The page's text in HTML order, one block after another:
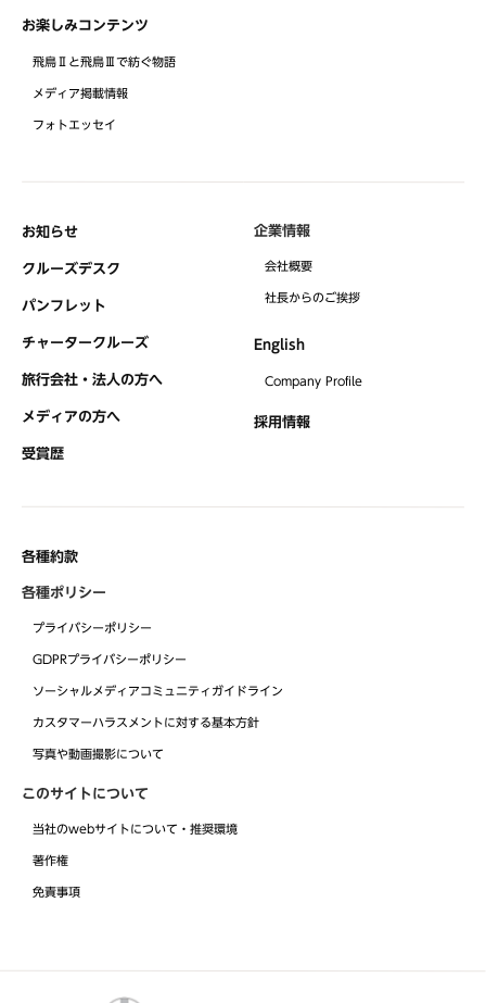
お楽しみコンテンツ
飛鳥Ⅱと飛鳥Ⅲで紡ぐ物語
メディア掲載情報
フォトエッセイ
お知らせ
クルーズデスク
パンフレット
チャータークルーズ
旅行会社・法人の方へ
メディアの方へ
受賞歴
企業情報
会社概要
社⻑からのご挨拶
English
Company Profile
採用情報
各種約款
各種ポリシー
プライバシーポリシー
GDPRプライバシーポリシー
ソーシャルメディアコミュニティガイドライン
カスタマーハラスメントに対する基本方針
写真や動画撮影について
このサイトについて
当社のwebサイトについて・推奨環境
著作権
免責事項